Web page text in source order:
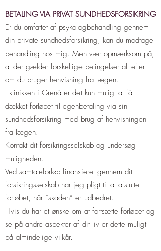
BETALING VIA PRIVAT SUNDHEDSFORSIKRING
Er du omfattet af psykologbehandling gennem
din private sundhedsforsikring, kan du modtage
behandling hos mig. Men vær opmærksom på,
at der gælder forskellige betingelser alt efter
om du bruger henvisning fra lægen.
I klinikken i Grenå er det kun muligt at få
dækket forløbet til egenbetaling via sin
sundhedsforsikring med brug af henvisningen
fra lægen.
Kontakt dit forsikringsselskab og undersøg
muligheden.
Ved samtaleforløb finansieret gennem dit
forsikringsselskab har jeg pligt til at afslutte
forløbet, når “skaden” er udbedret.
Hvis du har et ønske om at fortsætte forløbet og
se på andre aspekter af dit liv er dette muligt
på almindelige vilkår.